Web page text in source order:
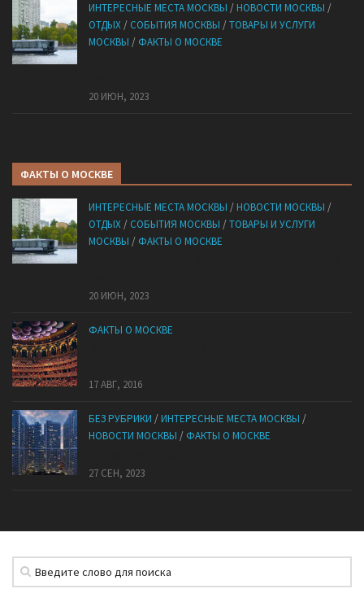
ИНТЕРЕСНЫЕ МЕСТА МОСКВЫ /НОВОСТИ МОСКВЫ /
ОТДЫХ / СОБЫТИЯ МОСКВЫ /ТОВАРЫ И УСЛУГИ
МОСКВЫ / ФАКТЫ О МОСКВЕ
20 ИЮН, 2023
ФАКТЫ О МОСКВЕ
ИНТЕРЕСНЫЕ МЕСТА МОСКВЫ /НОВОСТИ МОСКВЫ /
ОТДЫХ / СОБЫТИЯ МОСКВЫ /ТОВАРЫ И УСЛУГИ
МОСКВЫ / ФАКТЫ О МОСКВЕ
20 ИЮН, 2023
ФАКТЫ О МОСКВЕ
17 АВГ, 2016
БЕЗ РУБРИКИ /ИНТЕРЕСНЫЕ МЕСТА МОСКВЫ /
НОВОСТИ МОСКВЫ / ФАКТЫ О МОСКВЕ
27 СЕН, 2023